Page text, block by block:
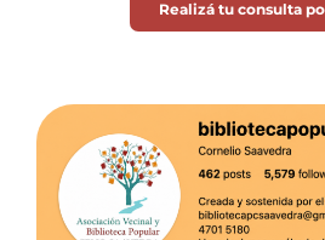
Realizá tu consulta